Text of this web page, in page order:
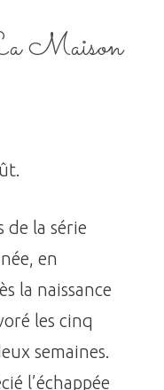
Maison
de la série
en
la naissance
les cinq
semaines.
l’échappée